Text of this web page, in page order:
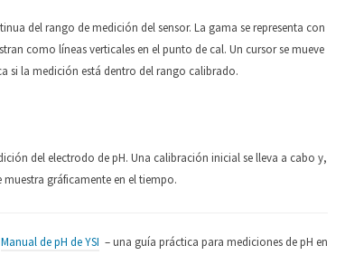
del rango de medición del sensor. La gama se representa con
como líneas verticales en el punto de cal. Un cursor se mueve
si la medición está dentro del rango calibrado.
del electrodo de pH. Una calibración inicial se lleva a cabo y,
muestra gráficamente en el tiempo.
Manual de pH de YSI – una guía práctica para mediciones de pH en